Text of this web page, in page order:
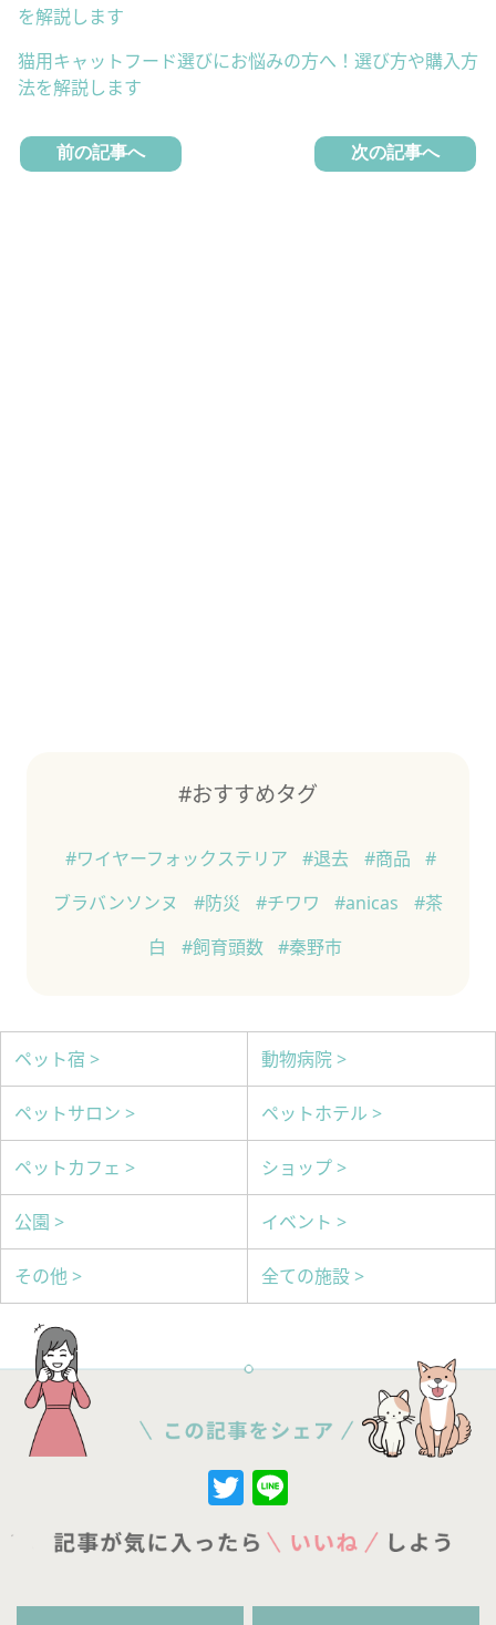
を解説します
猫用キャットフード選びにお悩みの方へ！選び方や購入方
法を解説します
前の記事へ 次の記事へ
#おすすめタグ
#ワイヤーフォックステリア #退去 #商品
#
ブラバンソンヌ
#防災 #チワワ #anicas
#茶
白
#飼育頭数 #秦野市
ペット宿 > 動物病院 >
ペットサロン > ペットホテル >
ペットカフェ > ショップ >
公園 > イベント >
その他 > 全ての施設 >
Twitter